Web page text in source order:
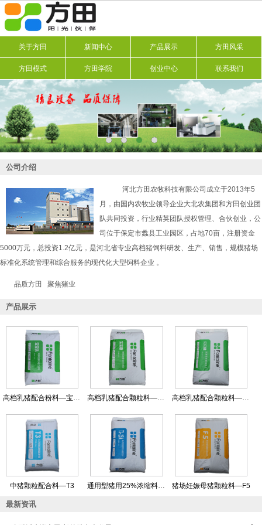
关于方田 新闻中心 产品展示 方田风采
方田模式 方田学院 创业中心 联系我们
公司介绍
河北方田农牧科技有限公司成立于2013年5
月，由国内农牧业领导企业大北农集团和方田创业团
队共同投资，行业精英团队授权管理、合伙创业，公
司位于保定市蠡县工业园区，占地70亩，注册资金
5000万元，总投资1.2亿元，是河北省专业高档猪饲料研发、生产、销售，规模猪场
标准化系统管理和综合服务的现代化大型饲料企业 。
品质方田 聚焦猪业
产品展示
高档乳猪配合粉料—宝宝乳 高档乳猪配合颗粒料—宝宝康 高档乳猪配合颗粒料—贝贝健
中猪颗粒配合料—T3 通用型猪用25%浓缩料—T3-25A 猪场妊娠母猪颗粒料—F5
最新资讯